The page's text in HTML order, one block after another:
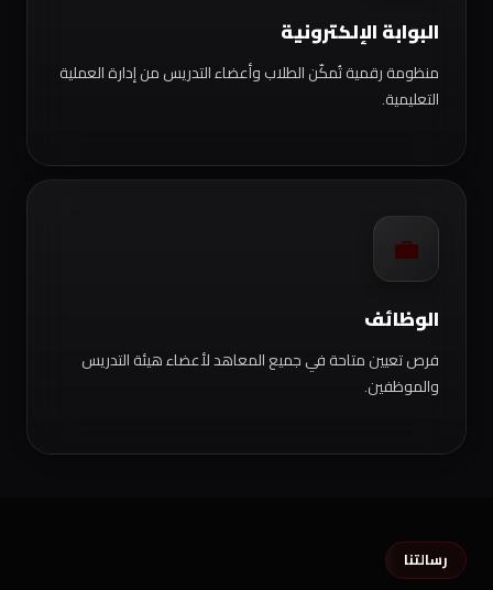
البوابة الإلكترونية
منظومة رقمية تُمكّن الطلاب وأعضاء التدريس من إدارة العملية
التعليمية.
💼
الوظائف
فرص تعيين متاحة في جميع المعاهد لأعضاء هيئة التدريس
والموظفين.
رسالتنا